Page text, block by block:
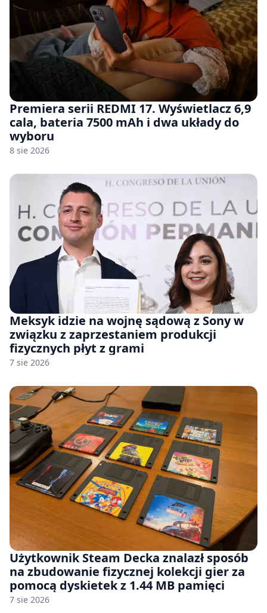
Premiera serii REDMI 17. Wyświetlacz 6,9
cala, bateria 7500 mAh i dwa układy do
wyboru
8 sie 2026
Meksyk idzie na wojnę sądową z Sony w
związku z zaprzestaniem produkcji
fizycznych płyt z grami
7 sie 2026
Użytkownik Steam Decka znalazł sposób
na zbudowanie fizycznej kolekcji gier za
pomocą dyskietek z 1.44 MB pamięci
7 sie 2026